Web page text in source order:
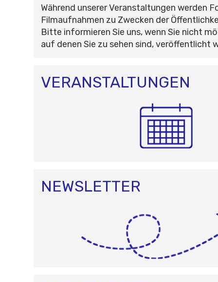
Während unserer Veranstaltungen werden
Filmaufnahmen zu Zwecken der
Bitte informieren Sie uns, wenn Sie nicht
auf denen Sie zu sehen sind, veröffentlicht
VERANSTALTUNGEN
NEWSLETTER